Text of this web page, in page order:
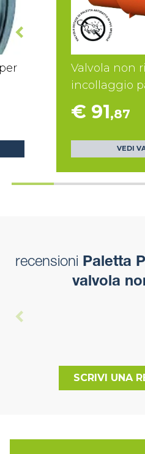
Valvola non
incollaggio
€ 91,87
VEDI
recensioni Paletta
valvola
SCRIVI UNA